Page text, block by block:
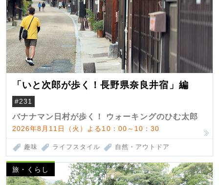
「いと次郎が歩く！長野県奈良井宿」編
#231
バナナマン日村が歩く！ ウォーキングのひむ太郎
2026年8月11日（火）よる10：00～10：30
趣味 ライフスタイル 自然・アウトドア
旅・くらし